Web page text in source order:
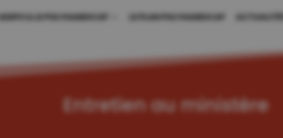
ADEPO & LE POLYHANDICAP LE PLAN POLYHANDICAP
Entretien au ministère